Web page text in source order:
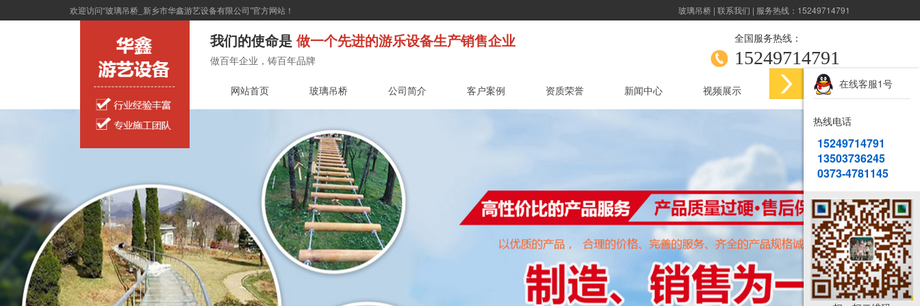
玻璃吊桥 | 联系我们 | 服务热线：15249714791
欢迎访问“玻璃吊桥_新乡市华鑫游艺设备有限公司”官方网站！
我们的使命是 做一个先进的游乐设备生产销售企业
做百年企业，铸百年品牌
全国服务热线：
15249714791
网站首页 玻璃吊桥 公司简介 客户案例 资质荣誉 新闻中心 视频展示 联系我们 在线客服1号
热线电话
15249714791
13503736245
0373-4781145